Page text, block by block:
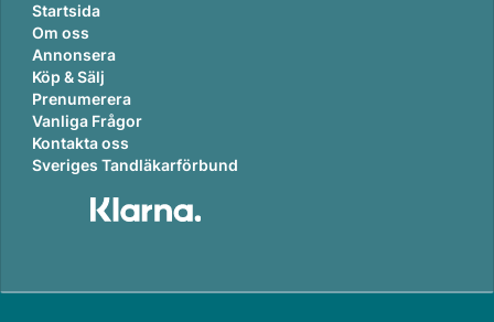
Startsida
Om oss
Annonsera
Köp & Sälj
Prenumerera
Vanliga Frågor
Kontakta oss
Sveriges Tandläkarförbund